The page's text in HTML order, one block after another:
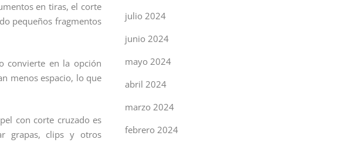
en tiras, el corte
pequeños fragmentos
convierte en la opción
menos espacio, lo que
con corte cruzado es
grapas, clips y otros
julio 2024
junio 2024
mayo 2024
abril 2024
marzo 2024
febrero 2024